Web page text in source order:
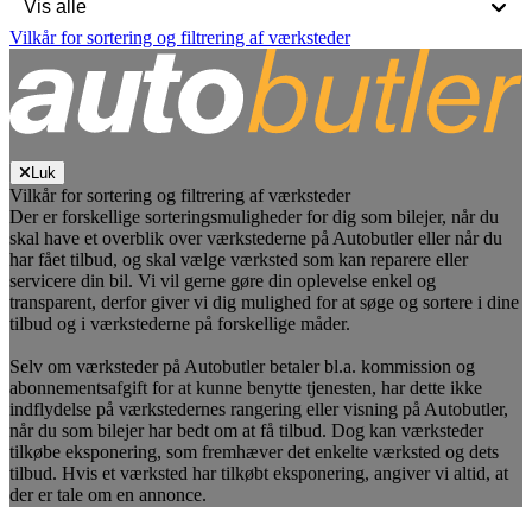
Vilkår for sortering og filtrering af værksteder
Luk
Vilkår for sortering og filtrering af værksteder
Der er forskellige sorteringsmuligheder for dig som bilejer, når du
skal have et overblik over værkstederne på Autobutler eller når du
har fået tilbud, og skal vælge værksted som kan reparere eller
servicere din bil. Vi vil gerne gøre din oplevelse enkel og
transparent, derfor giver vi dig mulighed for at søge og sortere i dine
tilbud og i værkstederne på forskellige måder.
Selv om værksteder på Autobutler betaler bl.a. kommission og
abonnementsafgift for at kunne benytte tjenesten, har dette ikke
indflydelse på værkstedernes rangering eller visning på Autobutler,
når du som bilejer har bedt om at få tilbud. Dog kan værksteder
tilkøbe eksponering, som fremhæver det enkelte værksted og dets
tilbud. Hvis et værksted har tilkøbt eksponering, angiver vi altid, at
der er tale om en annonce.